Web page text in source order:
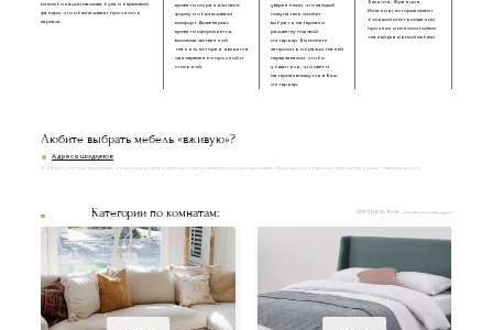
из комбинации массива бука и березовой
фанеры, что обеспечивает прочность
каркаса.
кровати сохраняли свою
форму и обеспечивали
комфорт. Далее каркас
кровати оформляется
высококачественной
тканью, которая является
одновременно прочной и
стильной.
уверенными, что каждый
покупатель сможет
выбрать материал и
расцветку под свой
интерьер. Вы можете
запросить образцы тканей
перед заказом, чтобы
убедиться, что цвет и
материал впишутся в Ваш
интерьер.
Бельгия, Франция,
Испания), которые имеют
большой опыт в создании
прочных и износостойких
тканей для мягкой мебели.
Любите выбрать мебель «вживую»?
Адреса шоурумов
В наших уютных шоурумах с большим вниманием подобраны самые популярные модели. Приходите и убедитесь в качестве наших товаров лично!
Категории по комнатам: Смотреть все